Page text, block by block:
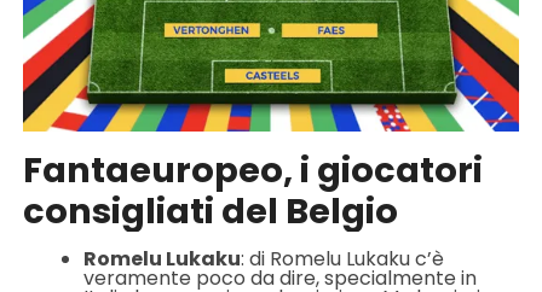
Fantaeuropeo, i giocatori
consigliati del Belgio
Romelu Lukaku: di Romelu Lukaku c’è
veramente poco da dire, specialmente in